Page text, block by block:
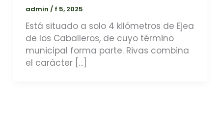
admin / f 5, 2025
Está situado a solo 4 kilómetros de Ejea
de los Caballeros, de cuyo término
municipal forma parte. Rivas combina
el carácter […]